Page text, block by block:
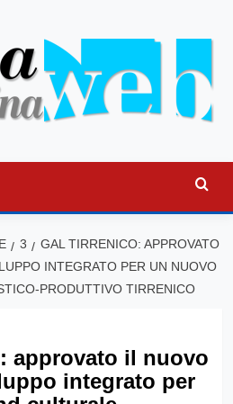
3
GAL TIRRENICO: APPROVATO
INTEGRATO PER UN NUOVO
PRODUTTIVO TIRRENICO
approvato il nuovo
integrato per